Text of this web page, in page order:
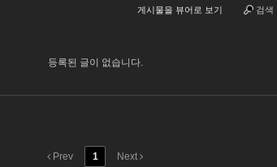
게시물을 뷰어로 보기 검색
등록된 글이 없습니다.
Prev 1 Next